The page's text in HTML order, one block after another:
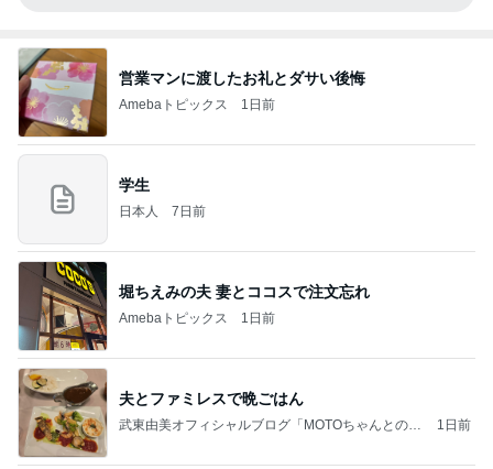
営業マンに渡したお礼とダサい後悔
Amebaトピックス 1日前
学生
日本人 7日前
堀ちえみの夫 妻とココスで注文忘れ
Amebaトピックス 1日前
夫とファミレスで晩ごはん
武東由美オフィシャルブログ「MOTOちゃんとのは
1日前